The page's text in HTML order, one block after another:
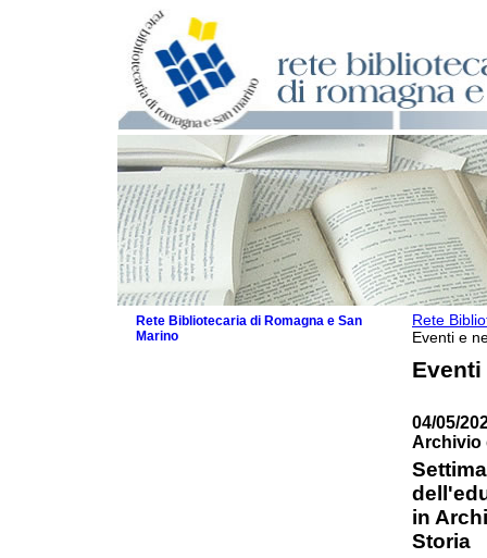
Rete
Eventi e
Eventi
04/05/
Archivio
in
Storia
Rete Bibliotecaria di Romagna e San
Marino